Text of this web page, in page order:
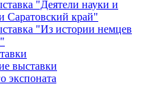
"Деятели науки и
Саратовский край"
"Из истории немцев
выставки
экспоната